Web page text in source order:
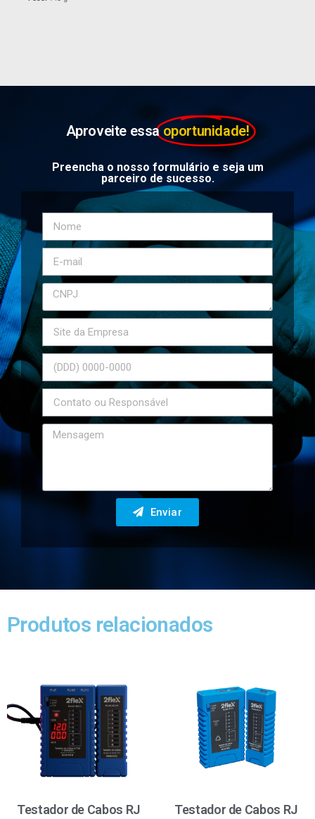
Aproveite essa oportunidade!
Preencha o nosso formulário e seja um
parceiro de sucesso.
Enviar
Produtos relacionados
Testador de Cabos RJ
Testador de Cabos RJ